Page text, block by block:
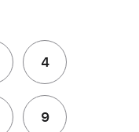
4
9